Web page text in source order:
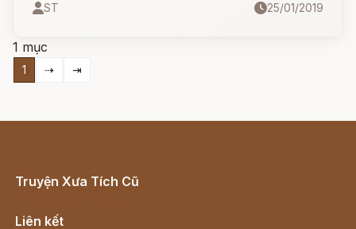
để vay mượn lúa thóc, nhưng e ngại vì người
với con:
ST 25/01/2019
1 mục
1 ⇢ ⇥
Truyện Xưa Tích Cũ
Liên kết